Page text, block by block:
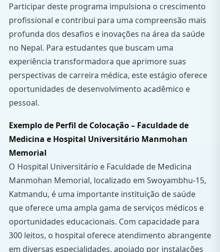
Participar deste programa impulsiona o crescimento
profissional e contribui para uma compreensão mais
profunda dos desafios e inovações na área da saúde
no Nepal. Para estudantes que buscam uma
experiência transformadora que aprimore suas
perspectivas de carreira médica, este estágio oferece
oportunidades de desenvolvimento acadêmico e
pessoal.
Exemplo de Perfil de Colocação – Faculdade de
Medicina e Hospital Universitário Manmohan
Memorial
O Hospital Universitário e Faculdade de Medicina
Manmohan Memorial, localizado em Swoyambhu-15,
Katmandu, é uma importante instituição de saúde
que oferece uma ampla gama de serviços médicos e
oportunidades educacionais. Com capacidade para
300 leitos, o hospital oferece atendimento abrangente
em diversas especialidades, apoiado por instalações